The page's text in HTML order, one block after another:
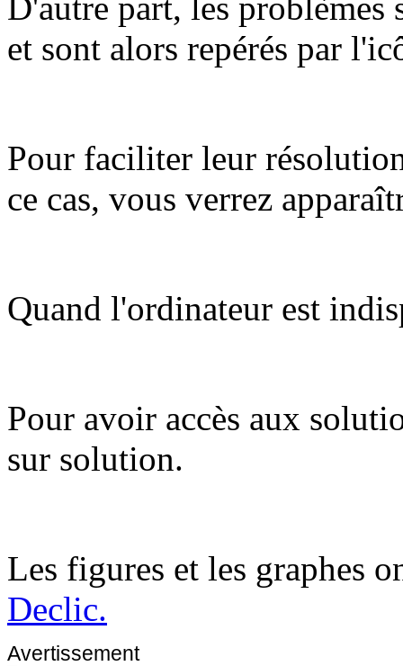
et sont alors repérés par
Pour faciliter leur
ce cas, vous verrez
Quand l'ordinateur est
Pour avoir accès aux
sur solution.
Les figures et les graphes
Declic.
Avertissement